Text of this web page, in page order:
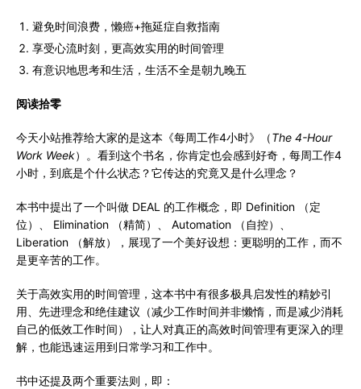
避免时间浪费，懒癌+拖延症自救指南
享受心流时刻，更高效实用的时间管理
有意识地思考和生活，生活不全是朝九晚五
阅读拾零
今天小站推荐给大家的是这本《每周工作4小时》（The 4-Hour
Work Week）。看到这个书名，你肯定也会感到好奇，每周工作4
小时，到底是个什么状态？它传达的究竟又是什么理念？
本书中提出了一个叫做 DEAL 的工作概念，即 Definition （定
位）、 Elimination （精简）、 Automation （自控）、
Liberation （解放），展现了一个美好设想：更聪明的工作，而不
是更辛苦的工作。
关于高效实用的时间管理，这本书中有很多极具启发性的精妙引
用、先进理念和绝佳建议（减少工作时间并非懒惰，而是减少消耗
自己的低效工作时间），让人对真正的高效时间管理有更深入的理
解，也能迅速运用到日常学习和工作中。
书中还提及两个重要法则，即：